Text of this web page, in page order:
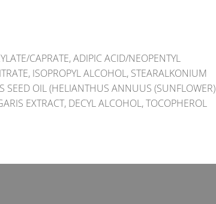
CAPRATE, ADIPIC ACID/NEOPENTYL
ISOPROPYL ALCOHOL, STEARALKONIUM
OIL (HELIANTHUS ANNUUS (SUNFLOWER)
EXTRACT, DECYL ALCOHOL, TOCOPHEROL